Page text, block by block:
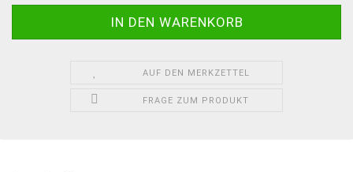
AUF DEN MERKZETTEL
FRAGE ZUM PRODUKT